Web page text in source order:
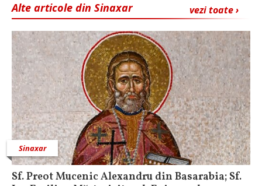
vezi toate ›
Alte articole din Sinaxar
Sinaxar
Sf. Preot Mucenic Alexandru din Basarabia; Sf.